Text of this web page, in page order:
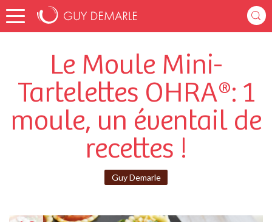
Le Moule Mini-
Tartelettes OHRA®: 1
moule, un éventail de
recettes !
Guy Demarle